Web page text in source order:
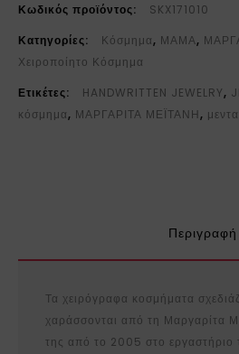
Κωδικός προϊόντος:
SKX171010
Κατηγορίες:
Κόσμημα, ΜΑΜΑ,
Χειροποίητο Κόσμημα
Ετικέτες:
HANDWRITTEN JEWELRY,
κόσμημα, ΜΑΡΓΑΡΙΤΑ ΜΕΪΤΑΝΗ,
Περιγραφή
Τα χειρόγραφα κοσμήματα
χαράσσονται από τη Μαργαρίτα
της από το 2005 στο εργαστήριο